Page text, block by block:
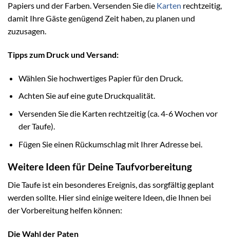
Papiers und der Farben. Versenden Sie die Karten rechtzeitig,
damit Ihre Gäste genügend Zeit haben, zu planen und
zuzusagen.
Tipps zum Druck und Versand:
Wählen Sie hochwertiges Papier für den Druck.
Achten Sie auf eine gute Druckqualität.
Versenden Sie die Karten rechtzeitig (ca. 4-6 Wochen vor
der Taufe).
Fügen Sie einen Rückumschlag mit Ihrer Adresse bei.
Weitere Ideen für Deine Taufvorbereitung
Die Taufe ist ein besonderes Ereignis, das sorgfältig geplant
werden sollte. Hier sind einige weitere Ideen, die Ihnen bei
der Vorbereitung helfen können:
Die Wahl der Paten